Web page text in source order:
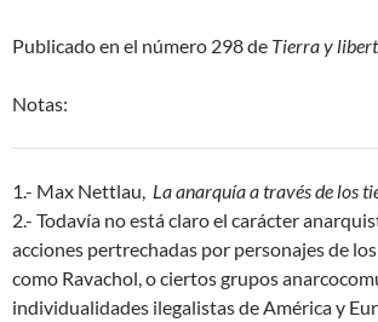
Publicado en el número 298 de Tierra y
Notas:
1.- Max Nettlau, La anarquía a través de los
2.- Todavía no está claro el carácter
acciones pertrechadas por personajes de
como Ravachol, o ciertos grupos
individualidades ilegalistas de América y